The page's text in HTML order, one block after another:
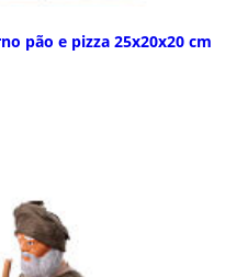
pão e pizza 25x20x20 cm